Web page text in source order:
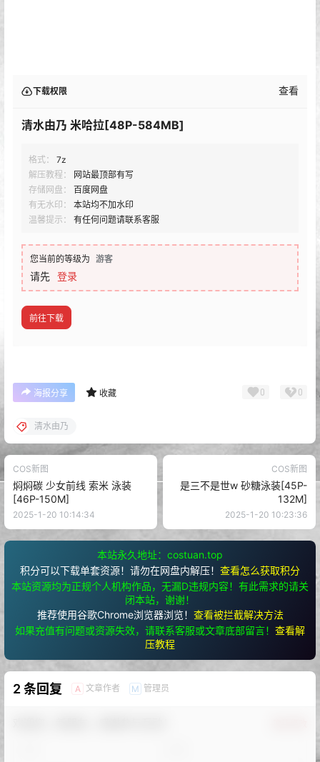
下载权限 查看
清水由乃 米哈拉[48P-584MB]
格式：
7z
解压教程：
网站最顶部有写
存储网盘：
百度网盘
有无水印：
本站均不加水印
温馨提示：
有任何问题请联系客服
您当前的等级为 游客
请先 登录
前往下载
海报分享 收藏 0 0
清水由乃
COS新图
焖焖碳 少女前线 索米 泳装
[46P-150M]
2025-1-20 10:14:34
COS新图
是三不是世w 砂糖泳装[45P-
132M]
2025-1-20 10:23:36
本站永久地址：costuan.top
积分可以下载单套资源！请勿在网盘内解压！ 查看怎么获取积分
本站资源均为正规个人机构作品，无漏D违规内容！有此需求的请关
闭本站，谢谢！
推荐使用谷歌Chrome浏览器浏览！ 查看被拦截解决方法
如果充值有问题或资源失效，请联系客服或文章底部留言！ 查看解
压教程
2 条回复 A 文章作者 M 管理员